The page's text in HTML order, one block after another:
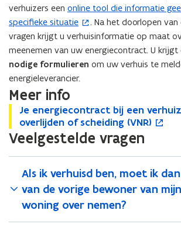
verhuizers een online tool die informatie
specifieke situatie
(
o
p
e
n
t
i
n
n
i
w
v
e
n
. Na het doorlopen
vragen krijgt u verhuisinformatie op maat
meenemen van uw energiecontract. U
nodige formulieren om uw verhuis te
energieleverancier.
Meer info
J
e
e
n
e
e
c
o
p
e
n
t
n
e
Je energiecontract bij een
overlijden of scheiding (VNR)
J
e
e
n
e
e
c
Veelgestelde vragen
Als ik verhuisd ben, moet ik
van de vorige bewoner van
woning over nemen?